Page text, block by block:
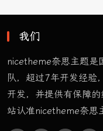
我们
nicetheme奈思主题是
队，超过7年开发经验
开发，并提供有保障
站认准nicetheme奈思